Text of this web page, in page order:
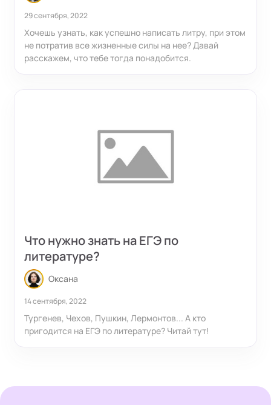
29 сентября, 2022
Хочешь узнать, как успешно написать литру, при этом
не потратив все жизненные силы на нее? Давай
расскажем, что тебе тогда понадобится.
Что нужно знать на ЕГЭ по
литературе?
Оксана
14 сентября, 2022
Тургенев, Чехов, Пушкин, Лермонтов... А кто
пригодится на ЕГЭ по литературе? Читай тут!